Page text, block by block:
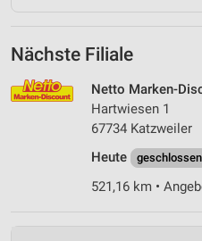
Nächste Filiale
Netto Marken-
Hartwiesen 1
67734 Katzweiler
Heute
geschlossen
521,16 km •